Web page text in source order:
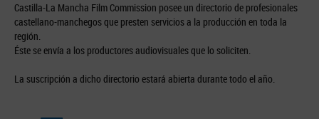
Castilla-La Mancha Film Commission posee un directorio de profesionales
castellano-manchegos que presten servicios a la producción en toda la
región.
Éste se envía a los productores audiovisuales que lo soliciten.
La suscripción a dicho directorio estará abierta durante todo el año.